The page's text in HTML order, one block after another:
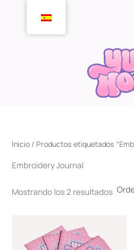
contenido
Inicio / Productos etiquetados
Embroidery Journal
Mostrando los 2 resultados